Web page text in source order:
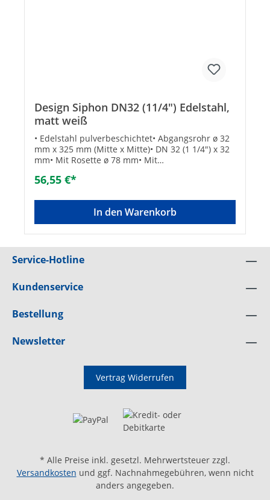
Design Siphon DN32 (11/4") Edelstahl,
matt weiß
• Edelstahl pulverbeschichtet• Abgangsrohr ø 32
mm x 325 mm (Mitte x Mitte)• DN 32 (1 1/4") x 32
mm• Mit Rosette ø 78 mm• Mit
56,55 €*
In den Warenkorb
Service-Hotline
Kundenservice
Bestellung
Newsletter
Vertrag Widerrufen
* Alle Preise inkl. gesetzl. Mehrwertsteuer zzgl.
Versandkosten und ggf. Nachnahmegebühren, wenn nicht
anders angegeben.